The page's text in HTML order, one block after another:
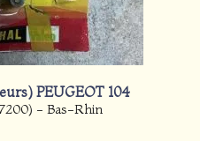
PEUGEOT 104
- Bas-Rhin